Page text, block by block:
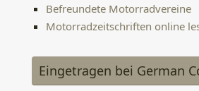
Befreundete Motorradvereine
Motorradzeitschriften online
Eingetragen bei German